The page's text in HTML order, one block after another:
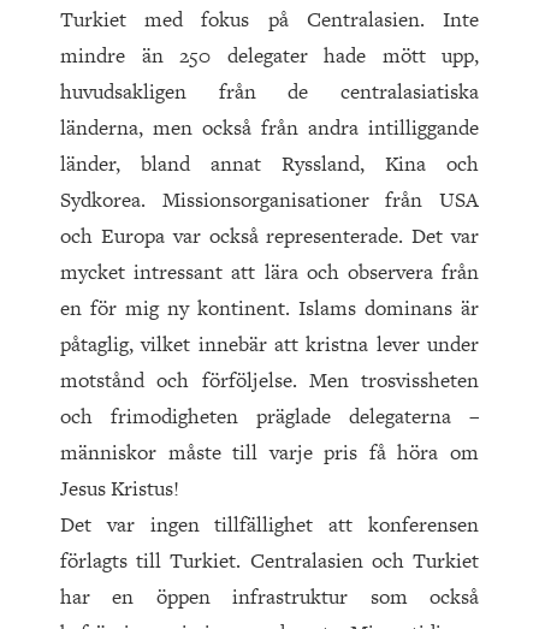
Turkiet med fokus på Centralasien. Inte
mindre än 250 delegater hade mött upp,
huvudsakligen från de centralasiatiska
länderna, men också från andra intilliggande
länder, bland annat Ryssland, Kina och
Sydkorea. Missionsorganisationer från USA
och Europa var också representerade. Det var
mycket intressant att lära och observera från
en för mig ny kontinent. Islams dominans är
påtaglig, vilket innebär att kristna lever under
motstånd och förföljelse. Men trosvissheten
och frimodigheten präglade delegaterna –
människor måste till varje pris få höra om
Jesus Kristus!
Det var ingen tillfällighet att konferensen
förlagts till Turkiet. Centralasien och Turkiet
har en öppen infrastruktur som också